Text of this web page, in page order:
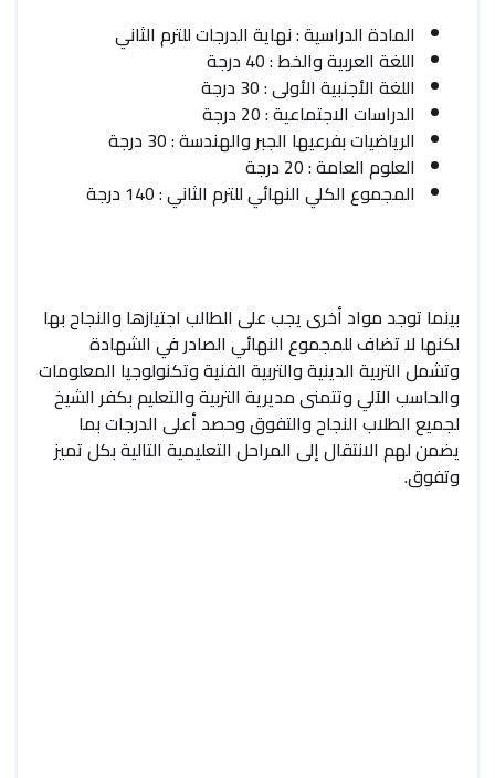
المادة الدراسية : نهاية الدرجات للترم الثاني
اللغة العربية والخط : 40 درجة
اللغة الأجنبية الأولى : 30 درجة
الدراسات الاجتماعية : 20 درجة
الرياضيات بفرعيها الجبر والهندسة : 30 درجة
العلوم العامة : 20 درجة
المجموع الكلي النهائي للترم الثاني : 140 درجة
بينما توجد مواد أخرى يجب على الطالب اجتيازها والنجاح بها
لكنها لا تضاف للمجموع النهائي الصادر في الشهادة
وتشمل التربية الدينية والتربية الفنية وتكنولوجيا المعلومات
والحاسب الآلي وتتمنى مديرية التربية والتعليم بكفر الشيخ
لجميع الطلاب النجاح والتفوق وحصد أعلى الدرجات بما
يضمن لهم الانتقال إلى المراحل التعليمية التالية بكل تميز
وتفوق.